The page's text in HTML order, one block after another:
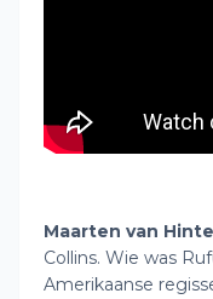
Maarten van
Collins. Wie was
Amerikaanse